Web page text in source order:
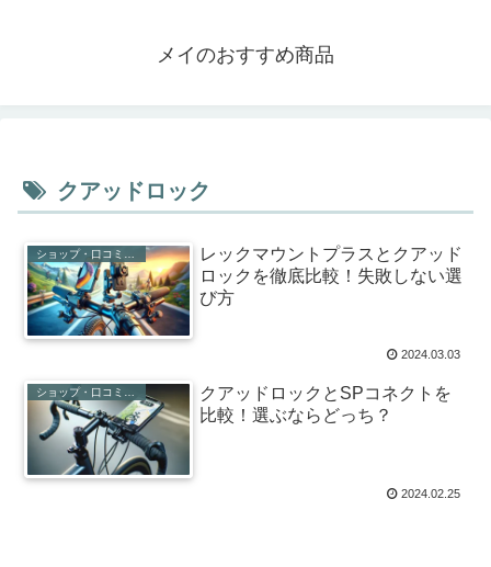
メイのおすすめ商品
クアッドロック
レックマウントプラスとクアッド
ロックを徹底比較！失敗しない選
び方
2024.03.03
クアッドロックとSPコネクトを
比較！選ぶならどっち？
2024.02.25